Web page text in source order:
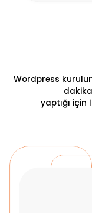
Wordpress
yaptığı